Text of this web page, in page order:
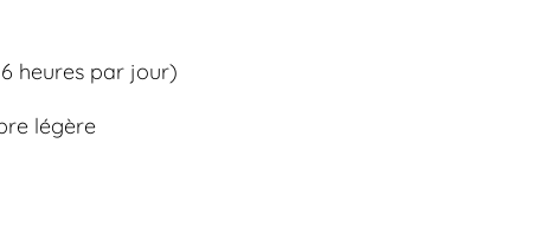
heures par jour)
légère